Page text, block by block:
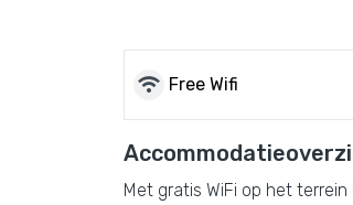
wifi Free Wifi
Met gratis WiFi op het